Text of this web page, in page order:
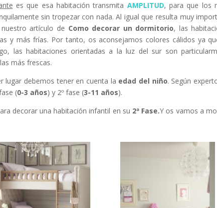
es que esa habitación transmita AMPLITUD, para que los
sin tropezar con nada. Al igual que resulta muy
artículo de Como decorar un dormitorio, las
y más frías. Por tanto, os aconsejamos colores cálidos ya
las habitaciones orientadas a la luz del sur son
más frescas.
lugar debemos tener en cuenta la edad del niño. Según
(0-3 años) y 2º fase (3-11 años).
decorar una habitación infantil en su 2ª Fase.Y os vamos a